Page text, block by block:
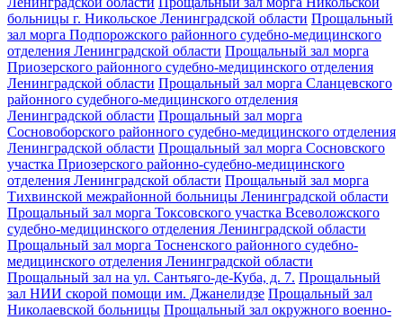
больницы г. Никольское Ленинградской области Прощальный
зал морга Подпорожского районного судебно-медицинского
отделения Ленинградской области Прощальный зал морга
Приозерского районного судебно-медицинского отделения
Ленинградской области Прощальный зал морга Сланцевского
районного судебного-медицинского отделения
Ленинградской области Прощальный зал морга
Сосновоборского районного судебно-медицинского отделения
Ленинградской области Прощальный зал морга Сосновского
участка Приозерского районно-судебно-медицинского
отделения Ленинградской области Прощальный зал морга
Тихвинской межрайонной больницы Ленинградской области
Прощальный зал морга Токсовского участка Всеволожского
судебно-медицинского отделения Ленинградской области
Прощальный зал морга Тосненского районного судебно-
медицинского отделения Ленинградской области
Прощальный зал на ул. Сантьяго-де-Куба, д. 7. Прощальный
зал НИИ скорой помощи им. Джанелидзе Прощальный зал
Николаевской больницы Прощальный зал окружного военно-